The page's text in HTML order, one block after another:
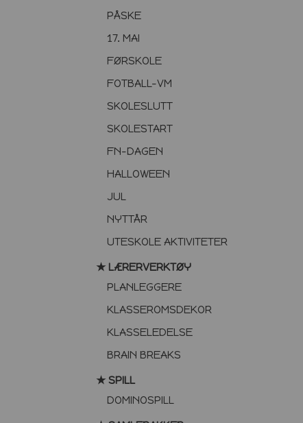
PÅSKE
17. MAI
FØRSKOLE
FOTBALL-VM
SKOLESLUTT
SKOLESTART
FN-DAGEN
HALLOWEEN
JUL
NYTTÅR
UTESKOLE AKTIVITETER
★ LÆRERVERKTØY
PLANLEGGERE
KLASSEROMSDEKOR
KLASSELEDELSE
BRAIN BREAKS
★ SPILL
DOMINOSPILL